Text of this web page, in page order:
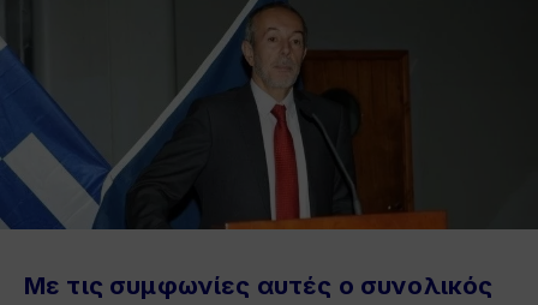
Με τις συμφωνίες αυτές ο συνολικός